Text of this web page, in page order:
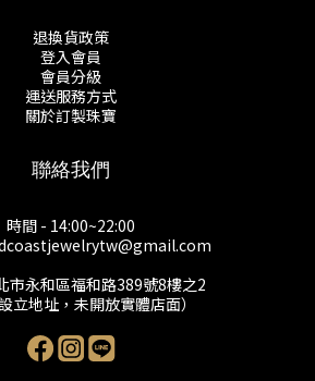
退換貨政策
登入會員
會員分級
運送服務方式
關於訂製珠寶
聯絡我們
時間 - 14:00~22:00
市永和區福和路389號8樓之2
立地址，未開放實體店面）